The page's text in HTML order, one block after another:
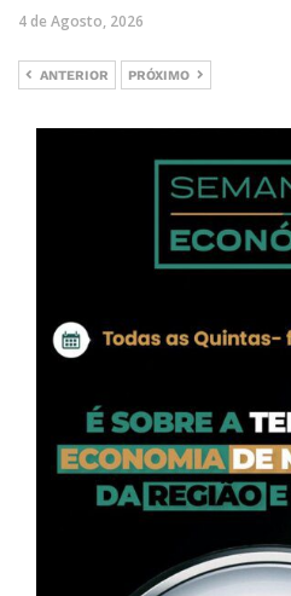
4 de Agosto, 2026
ANTERIOR PRÓXIMO